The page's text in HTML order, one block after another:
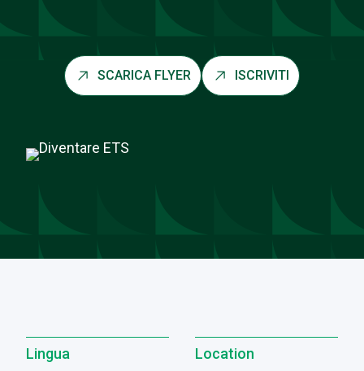
SCARICA FLYER ISCRIVITI
Lingua
Location